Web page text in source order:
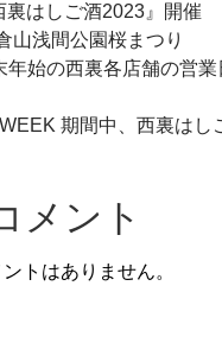
裏はしご酒2023』開催
浅間公園桜まつり
年始の西裏各店舗の営業
期間中、西裏はし
メント
トはありません。